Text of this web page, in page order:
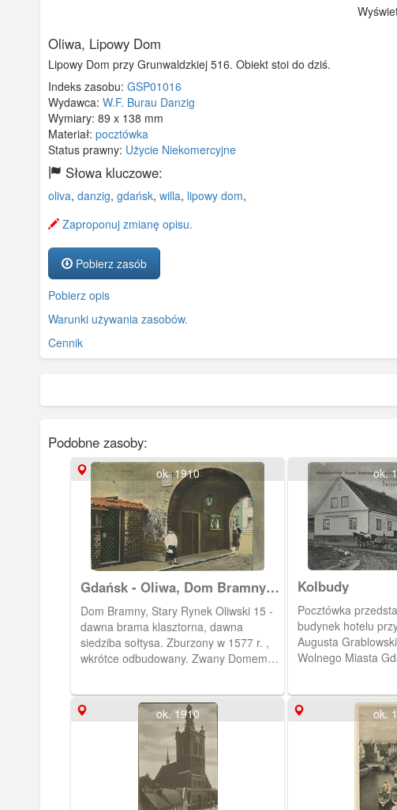
Oliwa, Lipowy Dom
Lipowy Dom przy Grunwaldzkiej 516. Obiekt stoi do dziś.
Indeks zasobu: GSP01016
Wydawca: W.F. Burau Danzig
Wymiary: 89 x 138 mm
Materiał: pocztówka
Status prawny: Użycie Niekomercyjne
Słowa kluczowe:
oliva, danzig, gdańsk, willa, lipowy dom,
Zaproponuj zmianę opisu.
Pobierz zasób
Pobierz opis
Warunki używania zasobów.
Cennik
Podobne zasoby:
ok. 1910
Gdańsk - Oliwa, Dom Bramny
(Dom Zarazy)
Dom Bramny, Stary Rynek Oliwski 15 -
dawna brama klasztorna, dawna
siedziba sołtysa. Zburzony w 1577 r. ,
wkrótce odbudowany. Zwany Domem
piętrze znajdowała się kaplica /św.
Bernarda. W XIX w. siedziba
administracji oraz areszt. W XX w.
rzeznaczony na cele mieszkalne. Po
wojnie siedziba administracji, ob.
pomieszczenia mieszkalne oraz
siedziba Stowarzyszenia "Stara Oliwa".
ok.
Kolbudy
Pocztówka
budynek hotelu
Augusta
Wolnego Miasta
ok. 1910 ok.